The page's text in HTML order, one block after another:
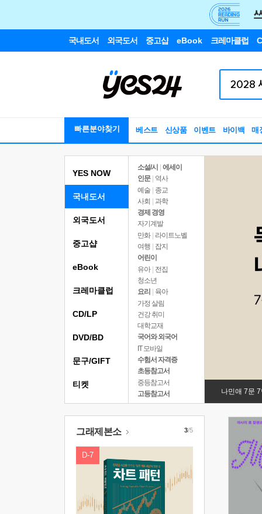
국내도서 외국도서 중고샵 eBook 크레마클럽
빠른분야찾기 베스트 신상품 이벤트 바이백 매
YES NOW
국내도서
소설/시
에세이
인문
역사
예술 | 종교
사회 | 과학
경제 경영
자기계발
만화 | 라이트노벨
여행
잡지
어린이
유아 | 전집
청소년
요리
육아
가정 살림
건강 취미
대학교재
국어와 외국어
IT 모바일
수험서 자격증
초등참고서
중등참고서
고등참고서
나민애 7문
외국도서
중고샵
eBook
크레마클럽
CD/LP
DVD/BD
문구/GIFT
티켓
그래제본소
D-7
3/5